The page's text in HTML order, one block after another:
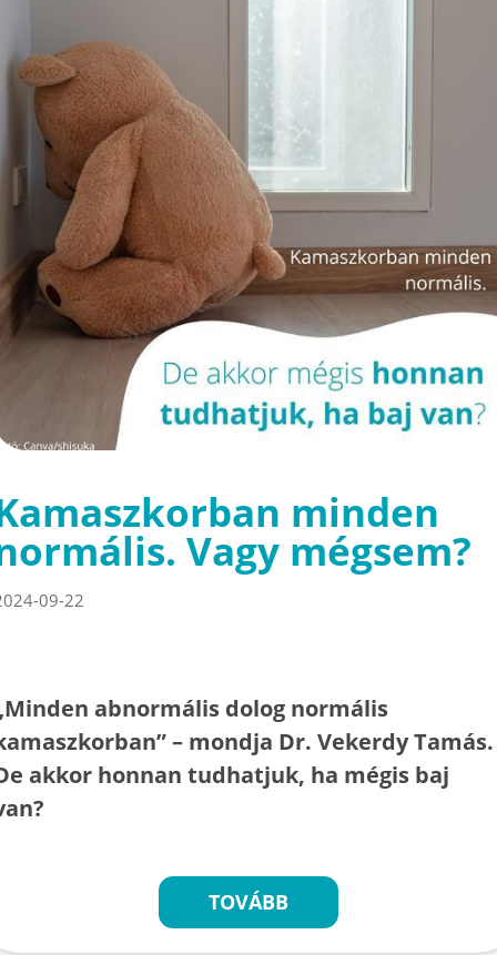
minden
Vagy mégsem?
09-22
abnormális dolog normális
– mondja Dr. Vekerdy Tamás.
akkor honnan tudhatjuk, ha mégis baj
TOVÁBB